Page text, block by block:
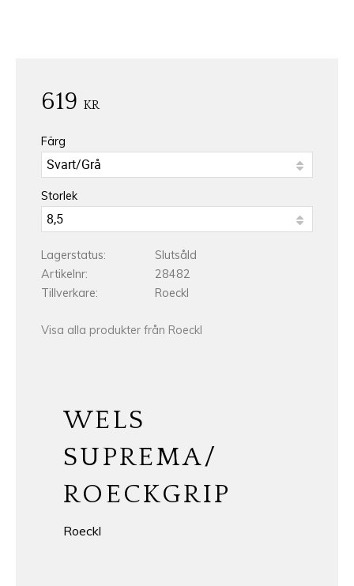
619 KR
Färg
Storlek
Lagerstatus
Slutsåld
Artikelnr
28482
Tillverkare
Roeckl
Visa alla produkter från Roeckl
WELS
SUPREMA/
ROECKGRIP
Roeckl